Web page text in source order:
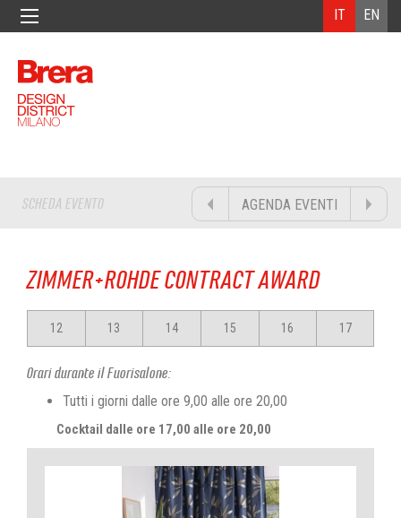
EN
IT
SCHEDA EVENTO AGENDA EVENTI
ZIMMER+ROHDE CONTRACT AWARD
12 13 14 15 16 17
Orari durante il Fuorisalone:
Tutti i giorni dalle ore 9,00 alle ore 20,00
Cocktail dalle ore 17,00 alle ore 20,00